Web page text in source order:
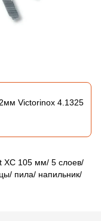
Victorinox 4.1325
XC 105 мм/ 5 слоев/
пила/ напильник/